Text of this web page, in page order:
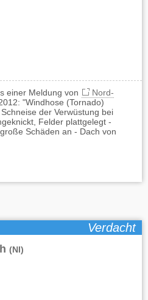
einer Meldung von
Nord-
"Windhose (Tornado)
der Verwüstung bei
Felder plattgelegt -
Schäden an - Dach von
Verdacht
(NI)